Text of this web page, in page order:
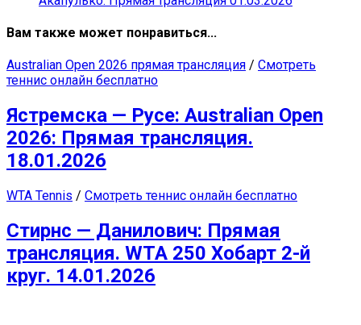
Вам также может понравиться...
Australian Open 2026 прямая трансляция / Смотреть
теннис онлайн бесплатно
Ястремска — Русе: Australian Open
2026: Прямая трансляция.
18.01.2026
WTA Tennis / Смотреть теннис онлайн бесплатно
Стирнс — Данилович: Прямая
трансляция. WTA 250 Хобарт 2-й
круг. 14.01.2026